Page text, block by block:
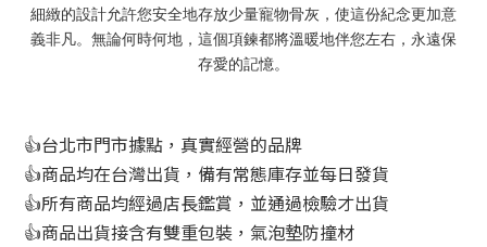
細緻的設計允許您安全地存放少量寵物骨灰，使這份紀念更加意
義非凡。無論何時何地，這個項鍊都將溫暖地伴您左右，永遠保
存愛的記憶。
👍台北市門市據點，真實經營的品牌
👍商品均在台灣出貨，備有常態庫存並每日發貨
👍所有商品均經過店長鑑賞，並通過檢驗才出貨
👍商品出貨接含有雙重包裝，氣泡墊防撞材